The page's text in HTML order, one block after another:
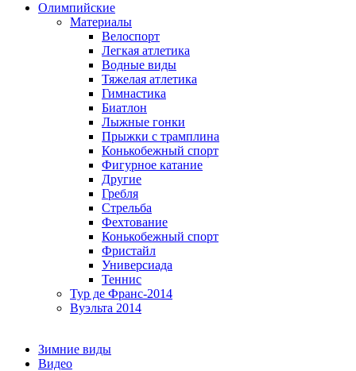
Олимпийские
Материалы
Велоспорт
Легкая атлетика
Водные виды
Тяжелая атлетика
Гимнастика
Биатлон
Лыжные гонки
Прыжки с трамплина
Конькобежный спорт
Фигурное катание
Другие
Гребля
Стрельба
Фехтование
Конькобежный спорт
Фристайл
Универсиада
Теннис
Тур де Франс-2014
Вуэльта 2014
Зимние виды
Видео